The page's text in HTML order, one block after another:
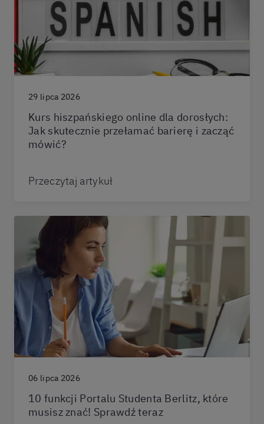
29 lipca 2026
Kurs hiszpańskiego online dla dorosłych:
Jak skutecznie przełamać barierę i zacząć
mówić?
Przeczytaj artykuł
06 lipca 2026
10 funkcji Portalu Studenta Berlitz, które
musisz znać! Sprawdź teraz